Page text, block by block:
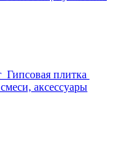
Гипсовая плитка
аксессуары